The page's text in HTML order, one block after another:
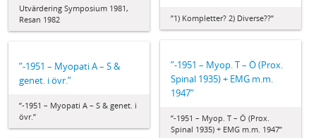
Utvärdering Symposium 1981,
Resan 1982
”1) Kompletter? 2) Diverse??”
”-1951 – Myop. T – Ö (Prox.
Spinal 1935) + EMG m.m.
1947”
”-1951 – Myop. T – Ö (Prox.
Spinal 1935) + EMG m.m. 1947”
”-1951 – Myopati A – S &
genet. i övr.”
”-1951 – Myopati A – S & genet. i
övr.”